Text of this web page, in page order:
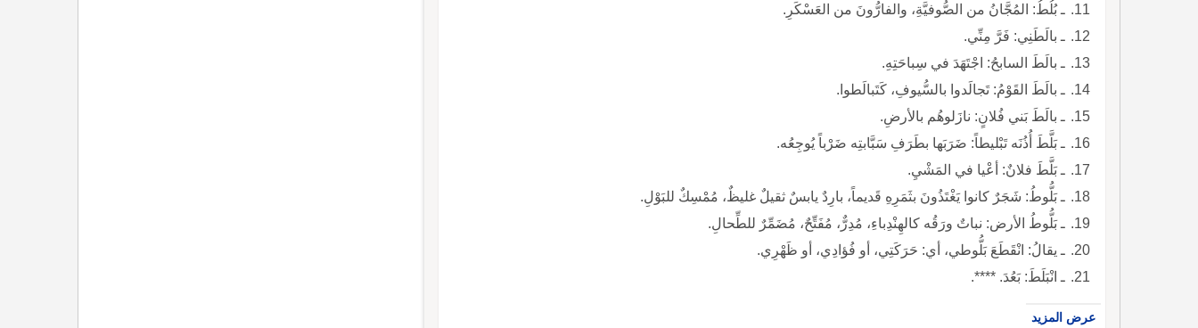
ـ بُلُطُ: المُجَّانُ من الصُّوفيَّةِ، والفارُّونَ من العَسْكَرِ.
ـ بالَطَنِي: فَرَّ مِنِّي.
ـ بالَطَ السابحُ: اجْتَهَدَ في سِباحَتِهِ.
ـ بالَطَ القَوْمُ: تَجالَدوا بالسُّيوفِ، كَتَبالَطوا.
ـ بالَطَ بَني فُلانٍ: نازَلوهُم بالأرضِ.
ـ بَلَّطَ أُذُنَه تَبْليطاً: ضَرَبَها بطَرَفِ سَبَّابتِه ضَرْباً يُوجِعُه.
ـ بَلَّطَ فلانٌ: أعْيا في المَشْيِ.
ـ بَلُّوطُ: شَجَرٌ كانوا يَغْتَذُونَ بثَمَرِهِ قَديماً، بارِدٌ يابسٌ ثقيلٌ غليظٌ، مُمْسِكٌ للبَوْلِ.
ـ بَلُّوطُ الأرض: نباتٌ ورَقُه كالهِنْدِباءِ، مُدِرٌّ، مُفَتِّحٌ، مُضَمِّرٌ للطِّحالِ.
ـ يقالُ: انْقَطَعَ بَلُّوطي، أي: حَرَكَتِي، أو فُؤادِي، أو ظَهْرِي.
ـ انْبَلَطَ: بَعُدَ. ****.
عرض المزيد